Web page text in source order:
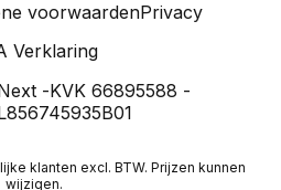
voorwaardenPrivacy
Verklaring
-KVK 66895588 -
klanten excl. BTW. Prijzen kunnen
wijzigen.